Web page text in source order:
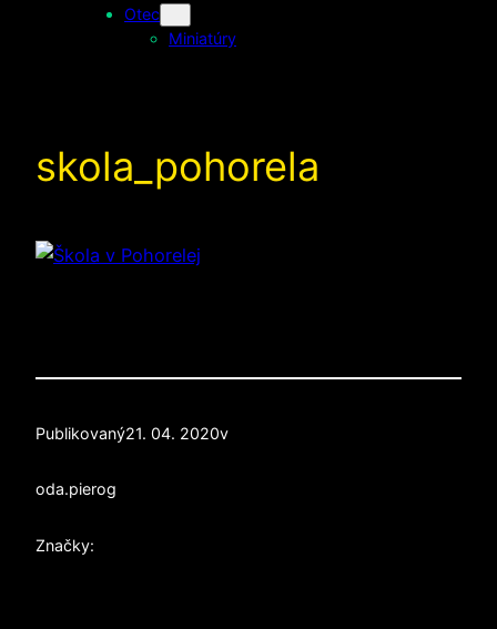
Otec
Miniatúry
skola_pohorela
Publikovaný21. 04. 2020v
oda.pierog
Značky: